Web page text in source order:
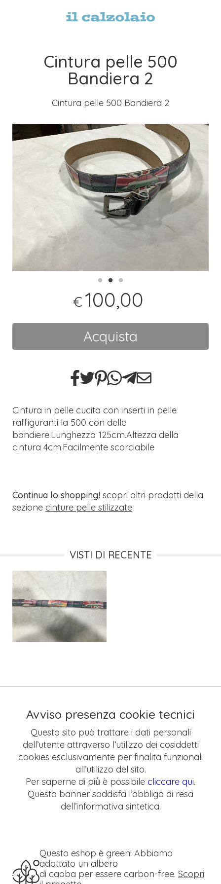
Cintura pelle 500
Bandiera 2
Cintura pelle 500 Bandiera 2
€ 100,00
Acquista
Cintura in pelle cucita con inserti in pelle
raffiguranti la 500 con delle
bandiere.Lunghezza 125cm.Altezza della
cintura 4cm.Facilmente scorciabile
Continua lo shopping! scopri altri prodotti della
sezione cinture pelle stilizzate
VISTI DI RECENTE
Avviso presenza cookie tecnici
Questo sito può trattare i dati personali
dell’utente attraverso l’utilizzo dei cosiddetti
cookies esclusivamente per finalità funzionali
all’utilizzo del sito.
Per saperne di più̀ è possibile cliccare qui.
Questo banner soddisfa l’obbligo di resa
dell’informativa sintetica.
Questo eshop è green! Abbiamo
adottato un albero
di caoba per essere carbon-free. Scopri